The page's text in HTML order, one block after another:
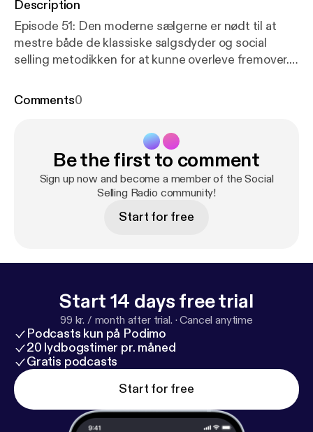
Description
Episode 51: Den moderne sælgerne er nødt til at
mestre både de klassiske salgsdyder og social
selling metodikken for at kunne overleve fremover.
ikke er enten eller - det er både og.
Comments0
Be the first to comment
Sign up now and become a member of the Social
Selling Radio community!
Start for free
Start 14 days free trial
99 kr. / month after trial. ·Cancel anytime
Podcasts kun på Podimo
20 lydbogstimer pr. måned
Gratis podcasts
Start for free